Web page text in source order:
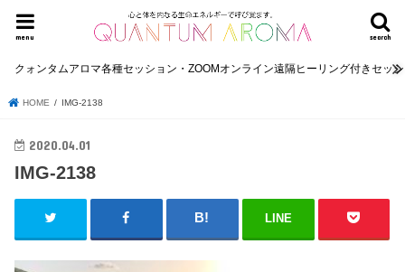
search
menu
クォンタムアロマ各種セッション・ZOOMオンライン遠隔ヒーリング付きセッ
HOME IMG-2138
2020.04.01
IMG-2138
LINE